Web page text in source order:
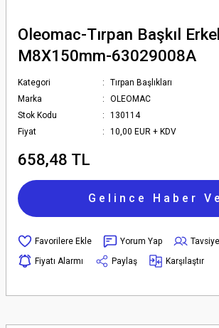
Oleomac-Tırpan Başkıl
M8X150mm-63029008A
Kategori
Tırpan Başlıkları
Marka
OLEOMAC
Stok Kodu
130114
Fiyat
10,00 EUR + KDV
658,48 TL
Gelince Haber
Yorum Yap
Fiyatı Alarmı
Paylaş Karşılaştır